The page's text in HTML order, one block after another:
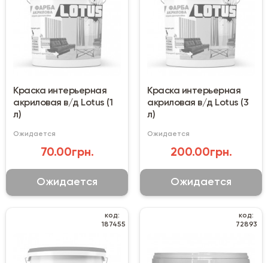
Краска интерьерная
акриловая в/д Lotus (1
л)
Ожидается
70.00грн.
Ожидается
Краска интерьерная
акриловая в/д Lotus (3
л)
Ожидается
200.00грн.
Ожидается
код:
187455
код:
72893